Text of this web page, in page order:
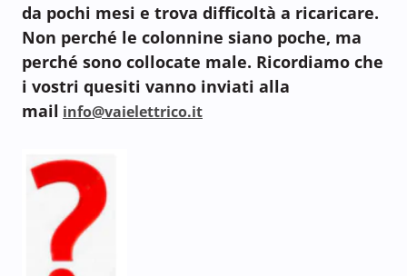
da pochi mesi e trova difficoltà a ricaricare.
Non perché le colonnine siano poche, ma
perché sono collocate male. Ricordiamo che
i vostri quesiti vanno inviati alla
mail info@vaielettrico.it